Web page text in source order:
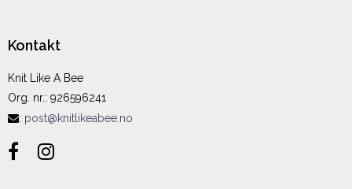
Kontakt
Knit Like A Bee
Org. nr.: 926596241
: post@knitlikeabee.no